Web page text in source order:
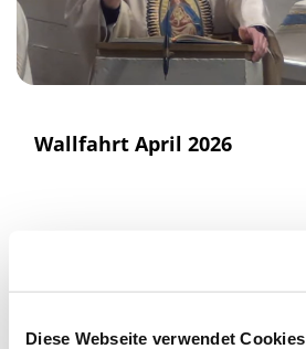
Diese Webseite verwendet Cookies
Wallfahrt April 2026